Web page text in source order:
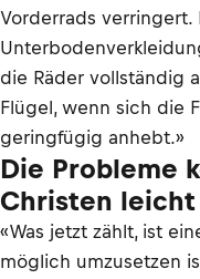
Vorderrads verringert.
die Räder vollständig
Flügel, wenn sich die
geringfügig anhebt.»
Die Probleme
Christen
«Was jetzt zählt, ist
möglich umzusetzen